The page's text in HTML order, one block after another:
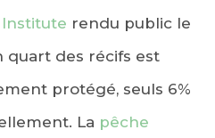
rendu public le
quart des récifs est
protégé, seuls 6%
La pêche